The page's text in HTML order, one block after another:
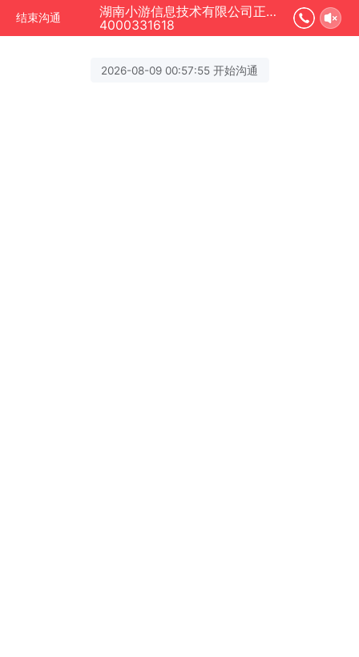
结束沟通
湖南小游信息技术有限公司正在为您服务
4000331618
2026-08-09 00:57:55 开始沟通